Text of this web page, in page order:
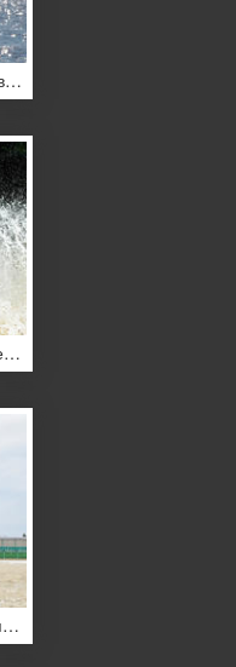
Лодка несется по морю. Пейзаж в вечернее время.
Человек на квадрацикле пересекает поток
Черная ездовая лошадь крупным планом